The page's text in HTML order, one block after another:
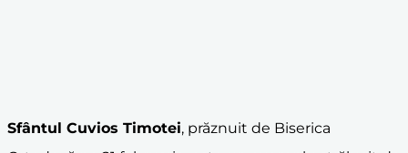
Sfântul Cuvios Timotei, prăznuit de Biserica